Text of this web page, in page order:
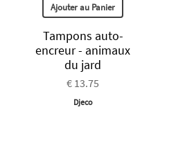
Ajouter au Panier
Tampons auto-
encreur - animaux
du jard
€ 13.75
Djeco